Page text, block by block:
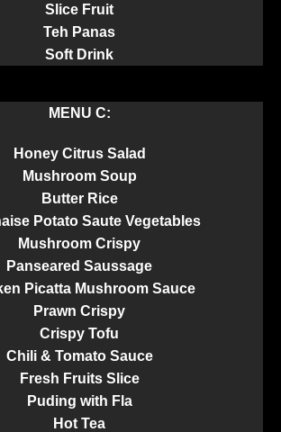
Slice Fruit
Teh Panas
Soft Drink
MENU C:
Honey Citrus Salad
Mushroom Soup
Butter Rice
Potato Saute Vegetables
Mushroom Crispy
Panseared Saussage
Picatta Mushroom Sauce
Prawn Crispy
Crispy Tofu
Chili & Tomato Sauce
Fresh Fruits Slice
Puding with Fla
Hot Tea